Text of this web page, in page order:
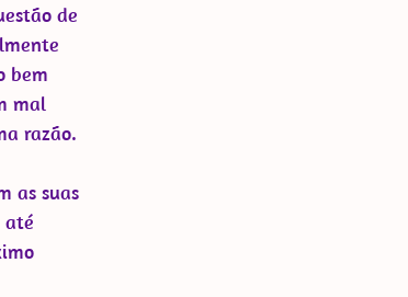
de
bem
mal
razão.
as suas
até